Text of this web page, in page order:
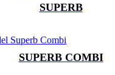
SUPERB
SUPERB COMBI